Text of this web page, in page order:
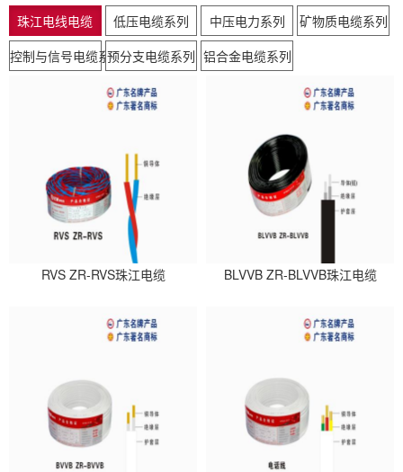
珠江电线电缆 低压电缆系列 中压电力系列
矿物质电缆系列
控制与信号电缆系列预分支电缆系列 铝合金电缆系列
RVS ZR-RVS珠江电缆 BLVVB ZR-BLVVB珠江电缆